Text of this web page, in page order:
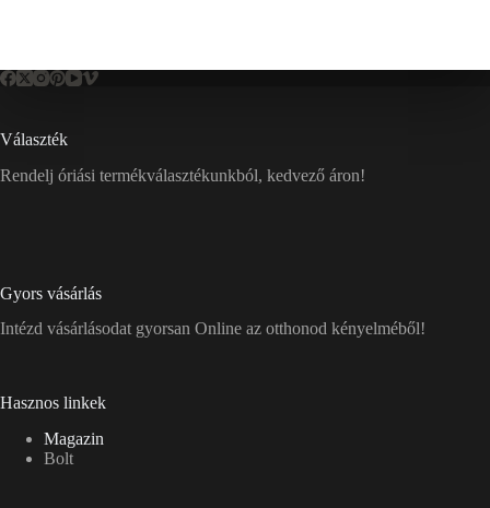
Választék
Rendelj óriási termékválasztékunkból, kedvező áron!
Gyors vásárlás
Intézd vásárlásodat gyorsan Online az otthonod kényelméből!
Hasznos linkek
Magazin
Bolt